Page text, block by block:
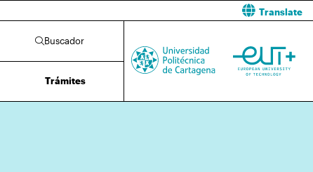
Translate
Buscador
Trámites